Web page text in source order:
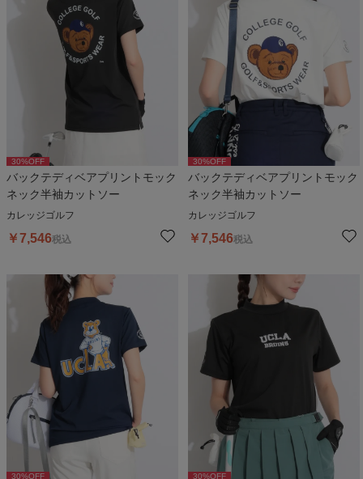
30%OFF
バックテディベアプリントモック
ネック半袖カットソー
カレッジゴルフ
￥7,546税込
30%OFF
バックテディベアプリントモック
ネック半袖カットソー
カレッジゴルフ
￥7,546税込
30%OFF 30%OFF